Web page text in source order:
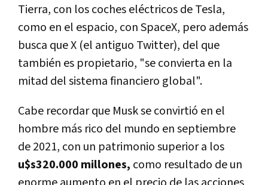
Tierra, con los coches eléctricos de Tesla,
como en el espacio, con SpaceX, pero además
busca que X (el antiguo Twitter), del que
también es propietario, "se convierta en la
mitad del sistema financiero global".
Cabe recordar que Musk se convirtió en el
hombre más rico del mundo en septiembre
de 2021, con un patrimonio superior a los
u$s320.000 millones, como resultado de un